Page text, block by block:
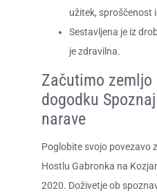
užitek, sproščenost
Sestavljena je iz
je zdravilna.​​
Začutimo zemljo
dogodku
narave
Poglobite svojo povezavo
Hostlu Gabronka na
2020. Doživetje ob